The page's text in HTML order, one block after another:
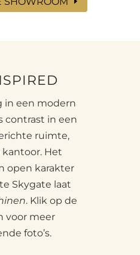
in een modern
contrast in een
ruimte,
kantoor. Het
open karakter
Skygate laat
. Klik op de
voor meer
foto’s.